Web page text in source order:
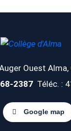
Ouest Alma,
2387 Téléc. :
Google map